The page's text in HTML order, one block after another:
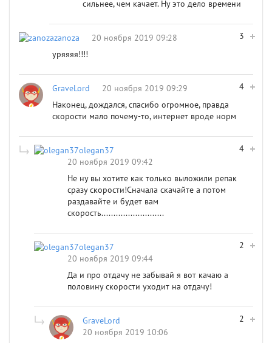
сильнее, чем качает. Ну это дело времени
3
zanoza
20 ноября 2019 09:28
уряяяя!!!!
4
GraveLord
20 ноября 2019 09:29
Наконец, дождался, спасибо огромное, правда
скорости мало почему-то, интернет вроде норм
4
olegan37
20 ноября 2019 09:42
Не ну вы хотите как только выложили репак
сразу скорости!Сначала скачайте а потом
раздавайте и будет вам
скорость..........................
2
olegan37
20 ноября 2019 09:44
Да и про отдачу не забывай я вот качаю а
половину скорости уходит на отдачу!
2
GraveLord
20 ноября 2019 10:06